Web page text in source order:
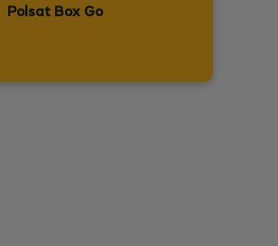
Polsat Box Go